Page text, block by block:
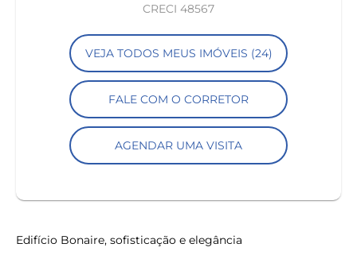
CRECI 48567
VEJA TODOS MEUS IMÓVEIS (24)
FALE COM O CORRETOR
AGENDAR UMA VISITA
Edifício Bonaire, sofisticação e elegância